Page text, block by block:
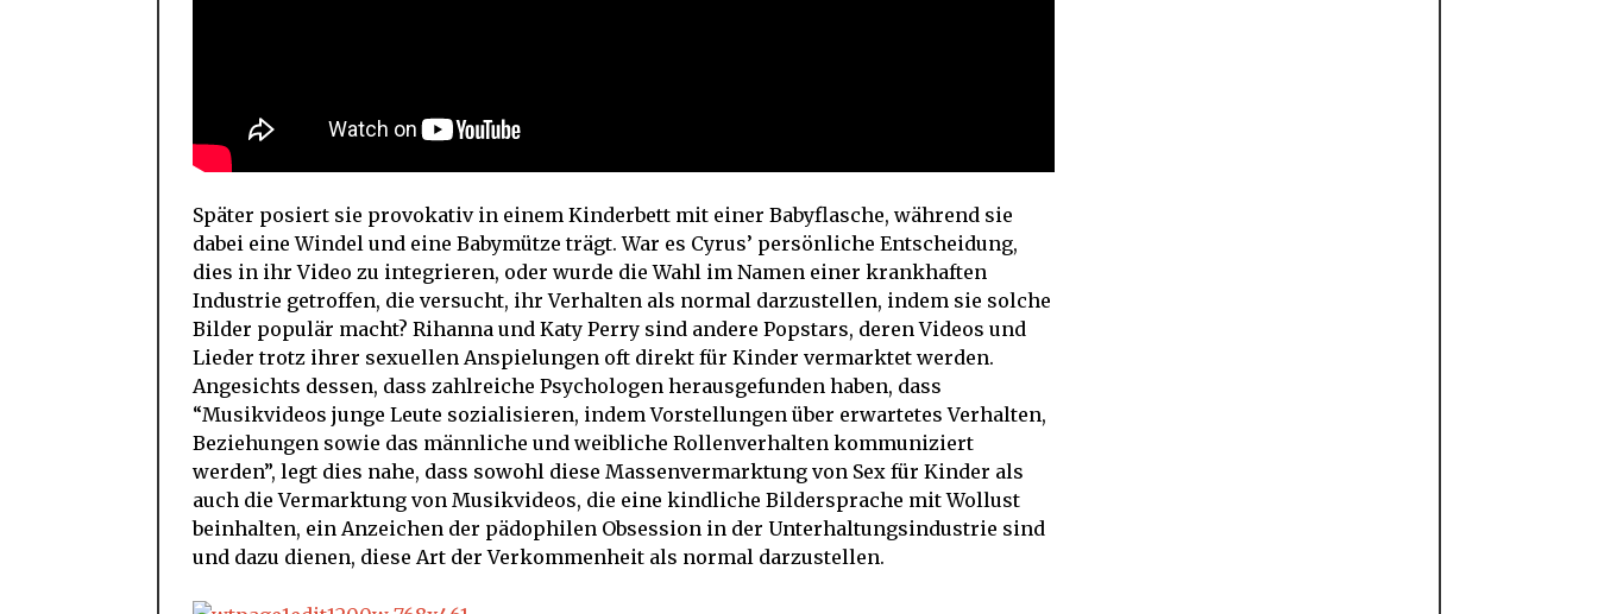
Später posiert sie provokativ in einem Kinderbett mit einer Babyflasche, während sie
dabei eine Windel und eine Babymütze trägt. War es Cyrus’ persönliche Entscheidung,
dies in ihr Video zu integrieren, oder wurde die Wahl im Namen einer krankhaften
Industrie getroffen, die versucht, ihr Verhalten als normal darzustellen, indem sie solche
Bilder populär macht? Rihanna und Katy Perry sind andere Popstars, deren Videos und
Lieder trotz ihrer sexuellen Anspielungen oft direkt für Kinder vermarktet werden.
Angesichts dessen, dass zahlreiche Psychologen herausgefunden haben, dass
“Musikvideos junge Leute sozialisieren, indem Vorstellungen über erwartetes Verhalten,
Beziehungen sowie das männliche und weibliche Rollenverhalten kommuniziert
werden”, legt dies nahe, dass sowohl diese Massenvermarktung von Sex für Kinder als
auch die Vermarktung von Musikvideos, die eine kindliche Bildersprache mit Wollust
beinhalten, ein Anzeichen der pädophilen Obsession in der Unterhaltungsindustrie sind
und dazu dienen, diese Art der Verkommenheit als normal darzustellen.